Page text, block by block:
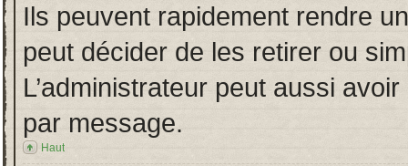
Ils peuvent rapidement rendre
peut décider de les retirer ou
L’administrateur peut aussi
par message.
Haut